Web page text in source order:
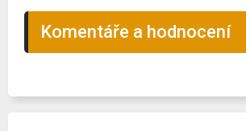
Komentáře a hodnocení